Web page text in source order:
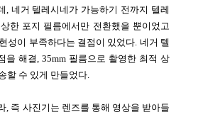
, 네거 텔레시네가 가능하기 전까지 텔레
한 포지 필름에서만 전환했을 뿐이었고
성이 부족하다는 결점이 있었다. 네거 텔
을 해결, 35mm 필름으로 촬영한 최적 상
할 수 있게 만들었다.
, 즉 사진기는 렌즈를 통해 영상을 받아들